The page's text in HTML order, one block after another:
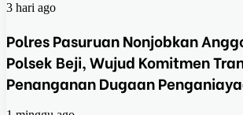
3 hari ago
Polres Pasuruan Nonjobkan
Polsek Beji, Wujud Komitmen
Penanganan Dugaan